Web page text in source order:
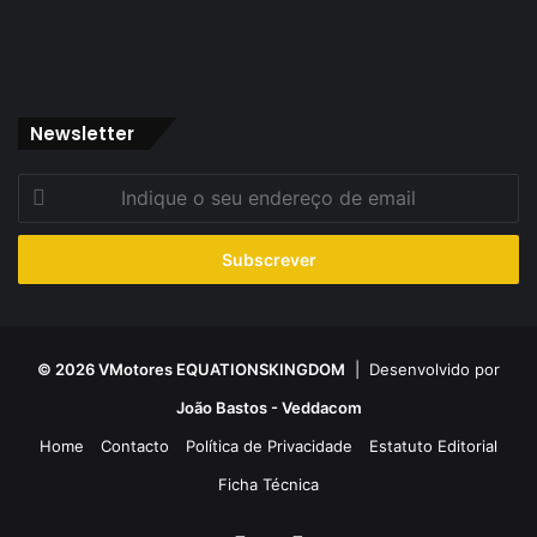
Newsletter
seu
de
© 2026 VMotores EQUATIONSKINGDOM | Desenvolvido por
João Bastos - Veddacom
Home
Contacto Política de Privacidade
Estatuto Editorial
Ficha Técnica